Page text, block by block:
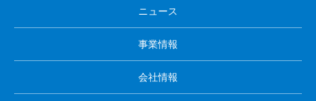
ニュース
事業情報
会社情報